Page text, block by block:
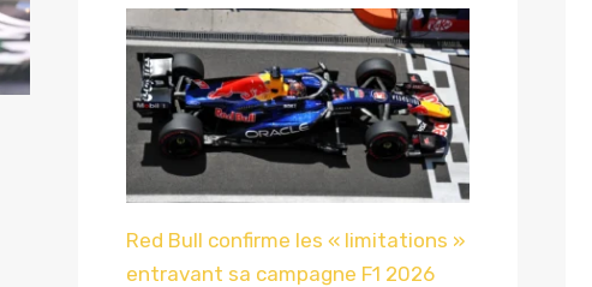
Red Bull confirme les « limitations »
entravant sa campagne F1 2026